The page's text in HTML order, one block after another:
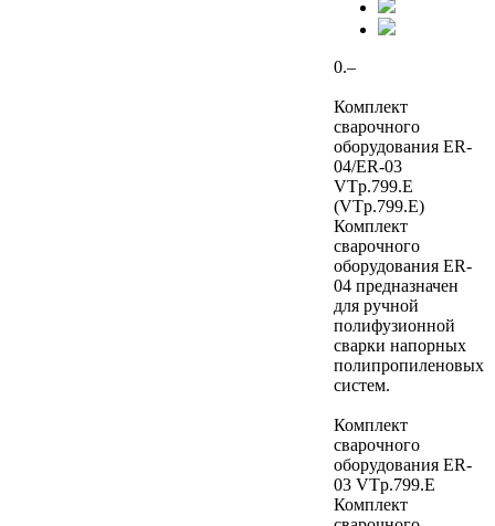
0.–
Комплект
сварочного
оборудования ER-
04/ER-03
VTp.799.E
(VTp.799.E)
Комплект
сварочного
оборудования ER-
04 предназначен
для ручной
полифузионной
сварки напорных
полипропиленовых
систем.
Комплект
сварочного
оборудования ER-
03 VTp.799.E
Комплект